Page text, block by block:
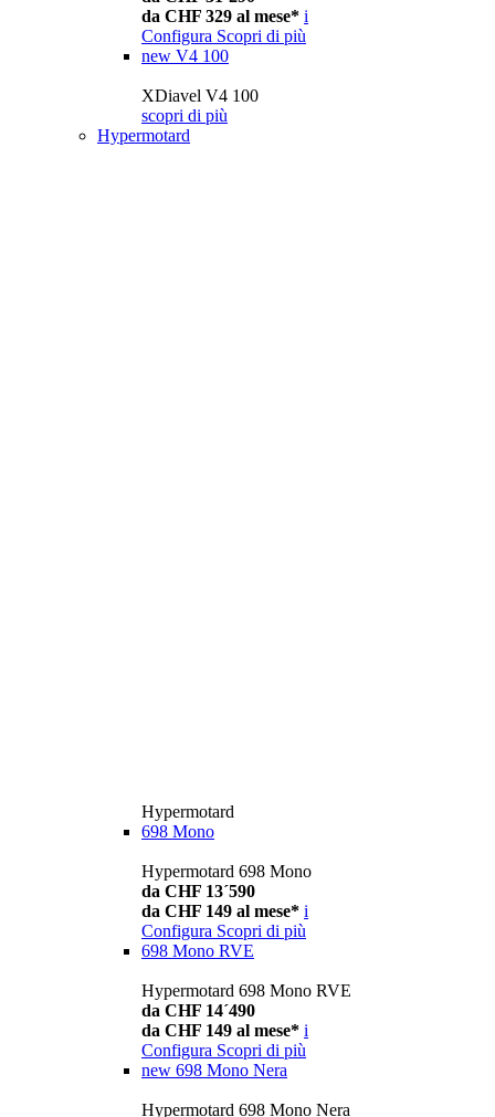
da CHF 329 al mese* i
Configura Scopri di più
new V4 100
XDiavel V4 100
scopri di più
Hypermotard
Hypermotard
698 Mono
Hypermotard 698 Mono
da CHF 13´590
da CHF 149 al mese* i
Configura Scopri di più
698 Mono RVE
Hypermotard 698 Mono RVE
da CHF 14´490
da CHF 149 al mese* i
Configura Scopri di più
new 698 Mono Nera
Hypermotard 698 Mono Nera